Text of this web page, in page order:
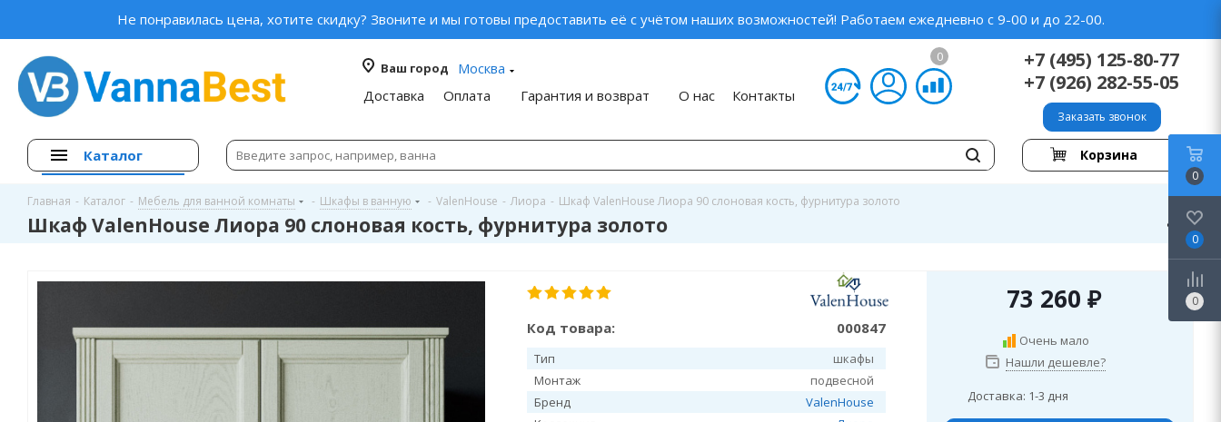
Не понравилась цена, хотите скидку? Звоните и мы готовы предоставить её с учётом наших возможностей! Работаем ежедневно с 9-00 и до 22-00.
Ваш город
Москва
Доставка
Оплата Гарантия и возврат О нас Контакты
0
+7 (495) 125-80-77
+7 (926) 282-55-05
Заказать звонок
Каталог Корзина
Главная - Каталог - Мебель для ванной комнаты - Шкафы в ванную - ValenHouse - Лиора - Шкаф ValenHouse Лиора 90 слоновая кость, фурнитура золото
Шкаф ValenHouse Лиора 90 слоновая кость, фурнитура золото
Код товара: 000847
Тип
шкафы
Монтаж
подвесной
Бренд
ValenHouse
73 260 ₽
Очень мало
Нашли дешевле?
Доставка: 1-3 дня
0
0
0